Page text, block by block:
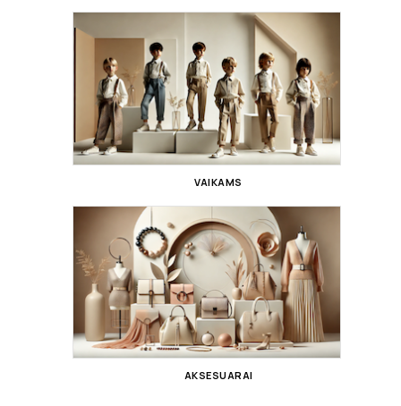
VAIKAMS
AKSESUARAI